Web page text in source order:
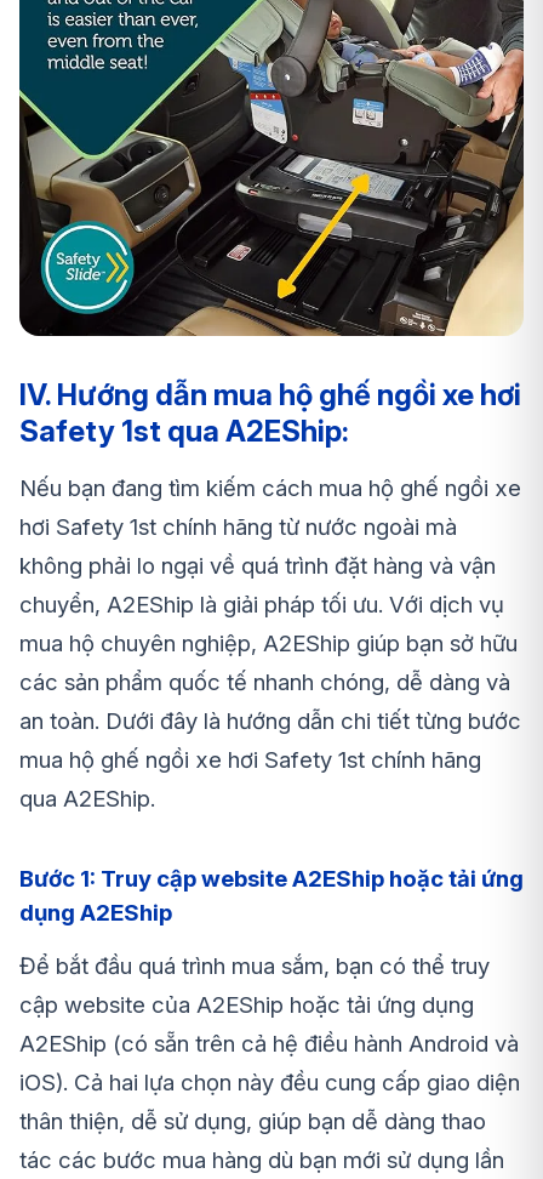
IV. Hướng dẫn mua hộ ghế ngồi xe hơi
Safety 1st qua A2EShip:
Nếu bạn đang tìm kiếm cách mua hộ ghế ngồi xe
hơi Safety 1st chính hãng từ nước ngoài mà
không phải lo ngại về quá trình đặt hàng và vận
chuyển, A2EShip là giải pháp tối ưu. Với dịch vụ
mua hộ chuyên nghiệp, A2EShip giúp bạn sở hữu
các sản phẩm quốc tế nhanh chóng, dễ dàng và
an toàn. Dưới đây là hướng dẫn chi tiết từng bước
mua hộ ghế ngồi xe hơi Safety 1st chính hãng
qua A2EShip.
Bước 1: Truy cập website A2EShip hoặc tải ứng
dụng A2EShip
Để bắt đầu quá trình mua sắm, bạn có thể truy
cập website của A2EShip hoặc tải ứng dụng
A2EShip (có sẵn trên cả hệ điều hành Android và
iOS). Cả hai lựa chọn này đều cung cấp giao diện
thân thiện, dễ sử dụng, giúp bạn dễ dàng thao
tác các bước mua hàng dù bạn mới sử dụng lần